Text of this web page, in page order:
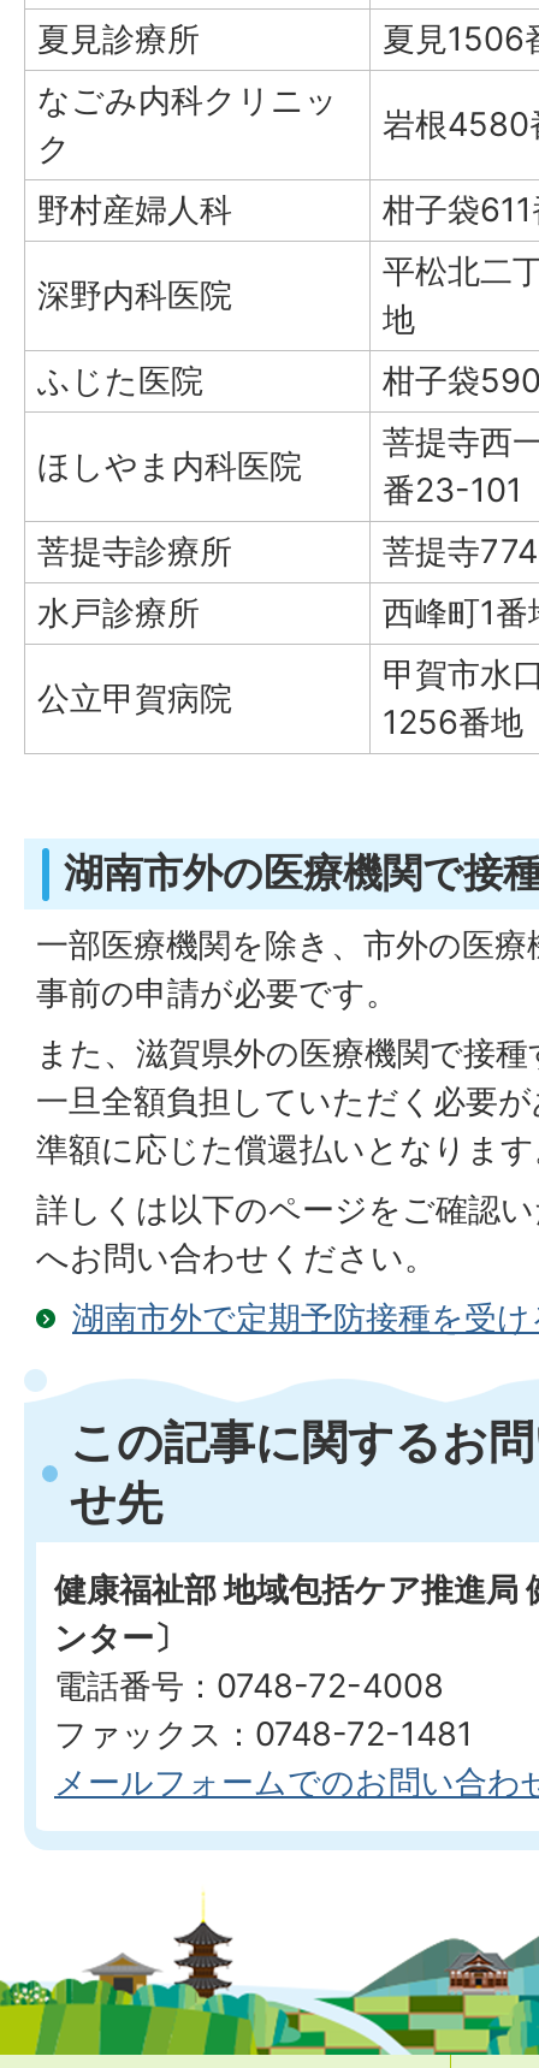
夏見診療所
夏見1506
なごみ内科クリニッ
ク
岩根4580
野村産婦人科 柑子袋
深野内科医院
平松北二
地
ふじた医院
柑子袋
ほしやま内科医院
菩提寺西
番23-101
菩提寺診療所
菩提寺
水戸診療所
西峰町1番
公立甲賀病院
甲賀市水
1256番地
湖南市外の医療機関で接
一部医療機関を除き、市外の医
事前の申請が必要です。
また、滋賀県外の医療機関で接
一旦全額負担していただく必要
準額に応じた償還払いとなりま
詳しくは以下のページをご確認
へお問い合わせください。
湖南市外で定期予防接種を受
この記事に関するお
せ先
健康福祉部 地域包括ケア推進局
ンター〕
電話番号：0748-72-4008
ファックス：0748-72-1481
メールフォームでのお問い合わ